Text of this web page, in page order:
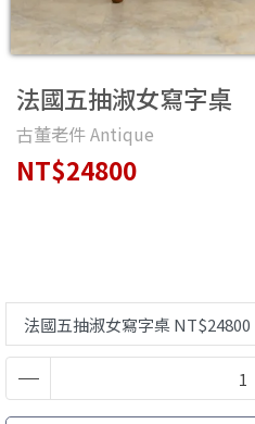
法國五抽淑女寫字桌
古董老件 Antique
NT$24800